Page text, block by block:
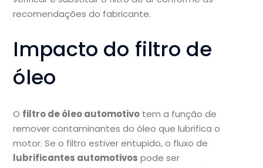
recomendações do fabricante.
Impacto do filtro de
óleo
O filtro de óleo automotivo tem a função de
remover contaminantes do óleo que lubrifica o
motor. Se o filtro estiver entupido, o fluxo de
lubrificantes automotivos pode ser